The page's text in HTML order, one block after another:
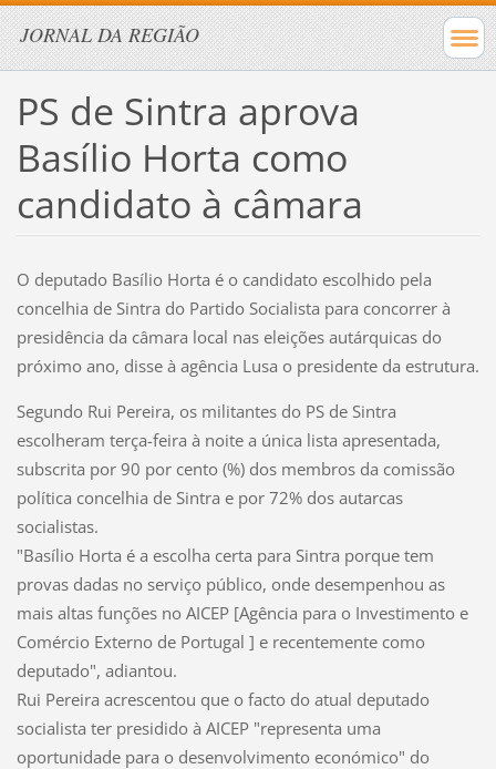
JORNAL DA REGIÃO
PS de Sintra aprova
Basílio Horta como
candidato à câmara
O deputado Basílio Horta é o candidato escolhido pela
concelhia de Sintra do Partido Socialista para concorrer à
presidência da câmara local nas eleições autárquicas do
próximo ano, disse à agência Lusa o presidente da estrutura.
Segundo Rui Pereira, os militantes do PS de Sintra
escolheram terça-feira à noite a única lista apresentada,
subscrita por 90 por cento (%) dos membros da comissão
política concelhia de Sintra e por 72% dos autarcas
socialistas.
"Basílio Horta é a escolha certa para Sintra porque tem
provas dadas no serviço público, onde desempenhou as
mais altas funções no AICEP [Agência para o Investimento e
Comércio Externo de Portugal ] e recentemente como
deputado", adiantou.
Rui Pereira acrescentou que o facto do atual deputado
socialista ter presidido à AICEP "representa uma
oportunidade para o desenvolvimento económico" do